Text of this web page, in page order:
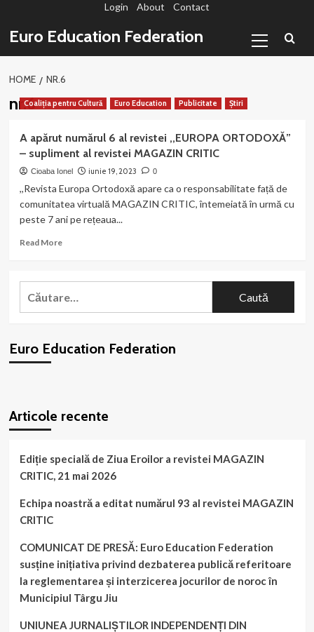
conținut
Login About Contact
Euro Education Federation
Menu
HOME NR.6
nr.6Coaliția pentru Cultură Euro Education Publicitate Știri
A apărut numărul 6 al revistei ,,EUROPA ORTODOXĂ”
– supliment al revistei MAGAZIN CRITIC
Cioaba Ionel iunie 19, 2023 0
,,Revista Europa Ortodoxă apare ca o responsabilitate față de
comunitatea virtuală MAGAZIN CRITIC, întemeiată în urmă cu
peste 7 ani pe rețeaua...
Read MoreRead
A
apărut
revistei
al
CRITIC
Caută
Euro Education Federation
Articole recente
Ediție specială de Ziua Eroilor a revistei MAGAZIN
CRITIC, 21 mai 2026
Echipa noastră a editat numărul 93 al revistei MAGAZIN
CRITIC
COMUNICAT DE PRESĂ: Euro Education Federation
susține inițiativa privind dezbaterea publică referitoare
la reglementarea și interzicerea jocurilor de noroc în
Municipiul Târgu Jiu
UNIUNEA JURNALIȘTILOR INDEPENDENȚI DIN